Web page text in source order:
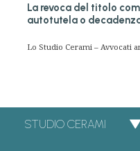
La revoca del titolo
autotutela o
Lo Studio Cerami – Avvocati
STUDIO CERAMI